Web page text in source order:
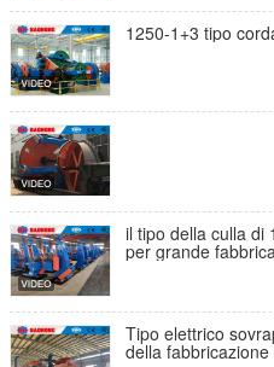
1250-1+3 tipo
il tipo della culla di
per grande
Tipo elettrico
della